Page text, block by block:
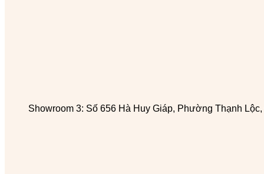
Showroom 3: Số 656 Hà Huy Giáp, Phường Thạnh Lộc,